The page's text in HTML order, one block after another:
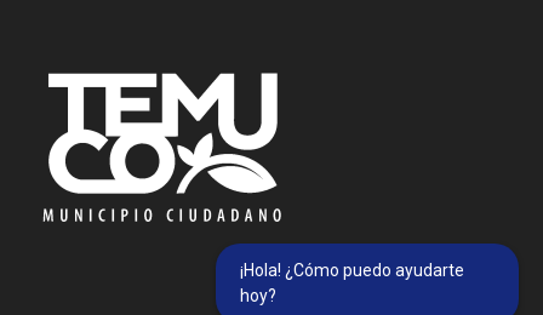
¡Hola! ¿Cómo puedo ayudarte
hoy?